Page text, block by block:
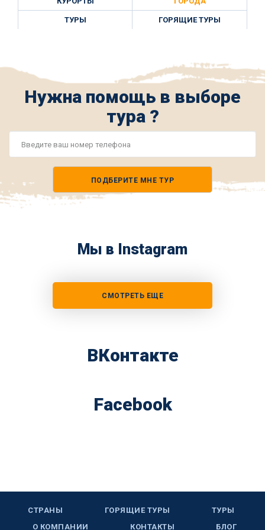
ТУРЫ ГОРЯЩИЕ ТУРЫ
Нужна помощь в выборе
тура ?
ПОДБЕРИТЕ МНЕ ТУР
Мы в Instagram
СМОТРЕТЬ ЕЩЕ
ВКонтакте
Facebook
СТРАНЫ ГОРЯЩИЕ ТУРЫ
ТУРЫ
О КОМПАНИИ
КОНТАКТЫ БЛОГ